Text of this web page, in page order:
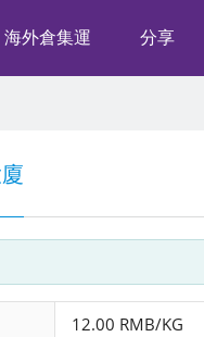
海外倉集運 分享
12.00 RMB/KG